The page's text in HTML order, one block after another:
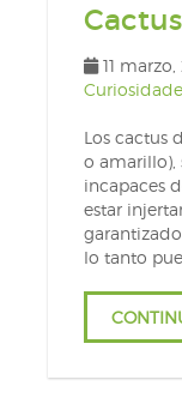
11 marzo,
Los cactus
o amarillo),
incapaces
estar
lo tanto